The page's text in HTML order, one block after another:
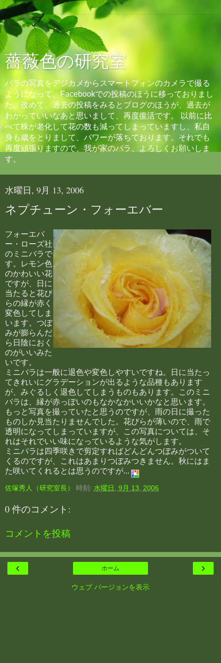
薔薇色の研究室
バラの写真をデジカメからスマートフォンのカメラで撮る
ようになって、Facebookでの投稿のほうに移っておりまし
た。改めて、過去の投稿をみるとブログのほうが、過去が
わかっていいなあと思いまして、再度復活です。 以前に比
べて株が老化して花の数も減ってしまっていますし、私自
身も歳をとりまして、パワーが落ちております。それでも
再度頑張りますので、我が家のバラ、よろしくお願いしま
す。
水曜日, 9月 13, 2006
ネプチューン・フォーエバー
フォーエバ
ー・ローズ社
のミニバラで
す。レモン色
のかわいい花
ですが、日に
当たると花び
らの縁が赤く
変色してしま
います。つぼ
みが膨らんだ
ら日陰におく
のがいいみた
いです。
ミニバラは一般に退色や変色しやすいですね。日に当たっ
てきれいにグラデーションが出るような品種もあります
が、みぐるしく退色してしまうものもあります。このミニ
バラは、縁が赤っぽいのもなかなかいいかなと思います。
もっと写真を撮っていたと思うのですが、雨の日に撮った
ものしか見当たりませんでした。花びらが薄いので、雨で
透明になってしまっていますが、この写真については、そ
れはそれでいい味になっているような気がします。
ミニバラは四季咲きで剪定すればどんどんつぼみがついて
くるのですが、これはあまりつぼみつきません。秋にはま
た咲いてくれるとは思うのですが...
佐塚秀人（研究室長） 時刻: 水曜日, 9月 13, 2006
0 件のコメント:
コメントを投稿
‹ ›
ホーム
ウェブ バージョンを表示